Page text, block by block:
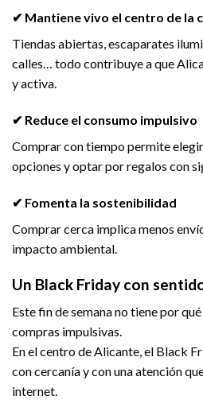
✔ Mantiene vivo el centro de la
Tiendas abiertas, escaparates
calles… todo contribuye a que
y activa.
✔ Reduce el consumo impulsivo
Comprar con tiempo permite
opciones y optar por regalos con
✔ Fomenta la sostenibilidad
Comprar cerca implica menos
impacto ambiental.
Un Black Friday con
Este fin de semana no tiene por
compras impulsivas.
En el centro de Alicante, el Black
con cercanía y con una atención
internet.